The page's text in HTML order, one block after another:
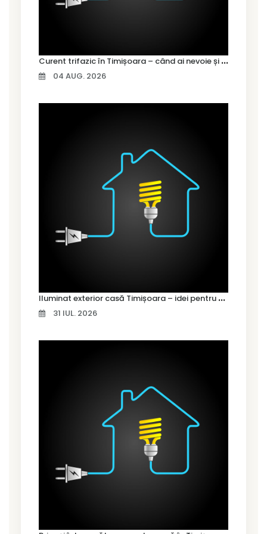
C
urent trifazic în Timișoara – când ai nevoie și cum îl alegi
04 AUG. 2026
I
luminat exterior casă Timișoara – idei pentru siguranță și confort
31 IUL. 2026